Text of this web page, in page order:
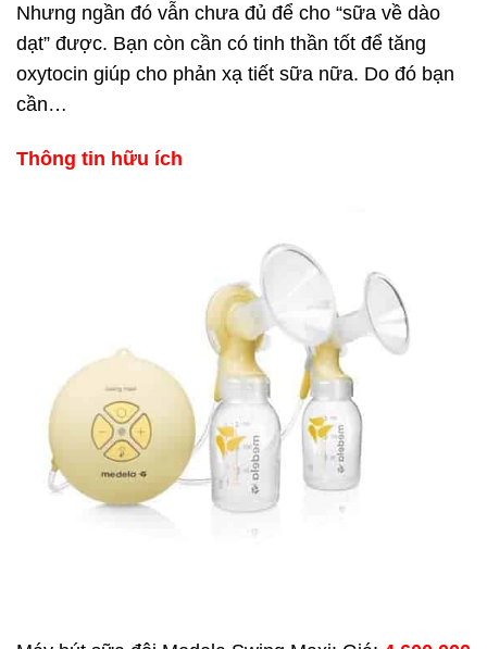
Nhưng ngần đó vẫn chưa đủ để cho “sữa về dào
dạt” được. Bạn còn cần có tinh thần tốt để tăng
oxytocin giúp cho phản xạ tiết sữa nữa. Do đó bạn
cần…
Thông tin hữu ích